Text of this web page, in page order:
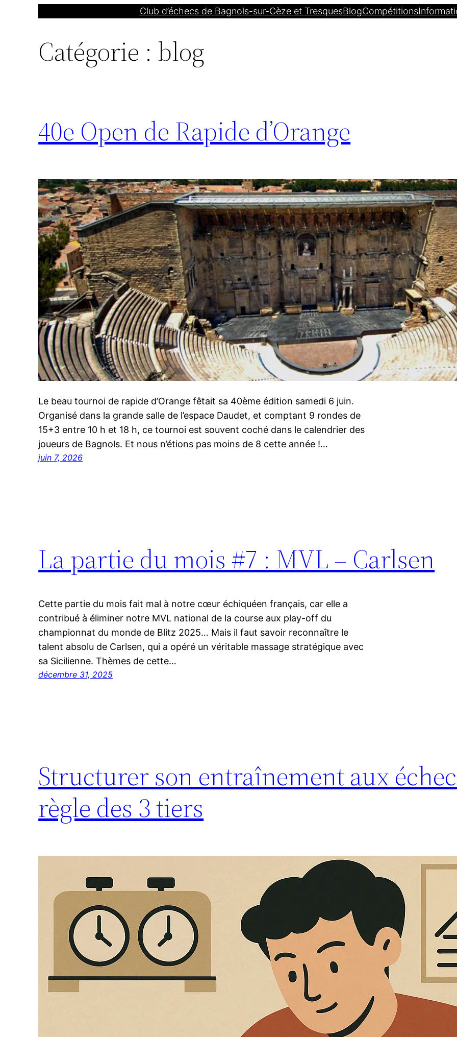
Club d’échecs de Bagnols-sur-Cèze et TresquesBlogCompétitions
Catégorie : blog
40e Open de Rapide d’Orange
Le beau tournoi de rapide d’Orange fêtait sa 40ème édition samedi 6 juin.
Organisé dans la grande salle de l’espace Daudet, et comptant 9 rondes de
15+3 entre 10 h et 18 h, ce tournoi est souvent coché dans le calendrier des
joueurs de Bagnols. Et nous n’étions pas moins de 8 cette année !…
juin 7, 2026
La partie du mois #7 : MVL – Carlsen
Cette partie du mois fait mal à notre cœur échiquéen français, car elle a
contribué à éliminer notre MVL national de la course aux play-off du
championnat du monde de Blitz 2025… Mais il faut savoir reconnaître le
talent absolu de Carlsen, qui a opéré un véritable massage stratégique avec
sa Sicilienne. Thèmes de cette…
décembre 31, 2025
Structurer son entraînement aux
règle des 3 tiers